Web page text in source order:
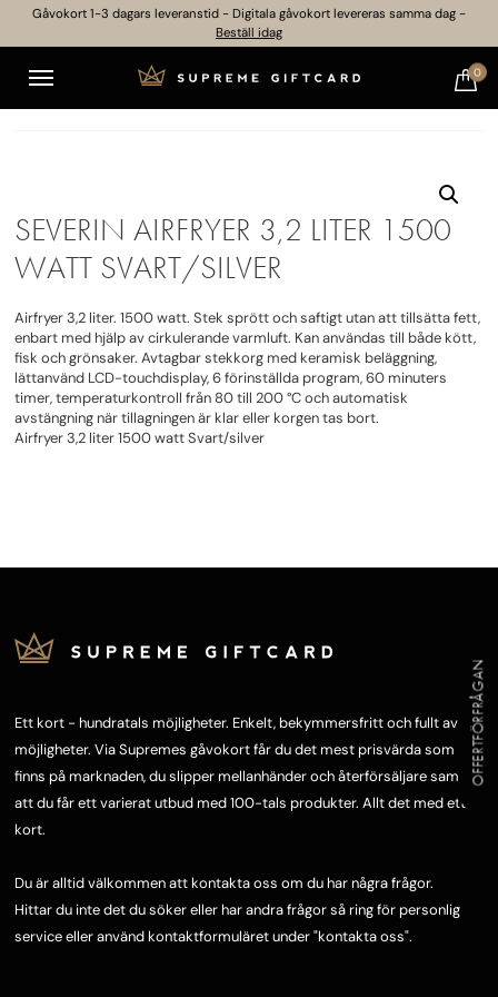
Gåvokort 1-3 dagars leveranstid - Digitala gåvokort levereras samma dag -
Beställ idag
0
SEVERIN AIRFRYER 3,2 LITER 1500
WATT SVART/SILVER
Airfryer 3,2 liter. 1500 watt. Stek sprött och saftigt utan att tillsätta fett,
enbart med hjälp av cirkulerande varmluft. Kan användas till både kött,
fisk och grönsaker. Avtagbar stekkorg med keramisk beläggning,
lättanvänd LCD-touchdisplay, 6 förinställda program, 60 minuters
timer, temperaturkontroll från 80 till 200 °C och automatisk
avstängning när tillagningen är klar eller korgen tas bort.
Airfryer 3,2 liter 1500 watt Svart/silver
Ett kort - hundratals möjligheter. Enkelt, bekymmersfritt och fullt av
möjligheter. Via Supremes gåvokort får du det mest prisvärda som
finns på marknaden, du slipper mellanhänder och återförsäljare samt
att du får ett varierat utbud med 100-tals produkter. Allt det med ett
kort.
Du är alltid välkommen att kontakta oss om du har några frågor.
Hittar du inte det du söker eller har andra frågor så ring för personlig
service eller använd kontaktformuläret under "kontakta oss".
OFFERTFÖRFRÅGAN